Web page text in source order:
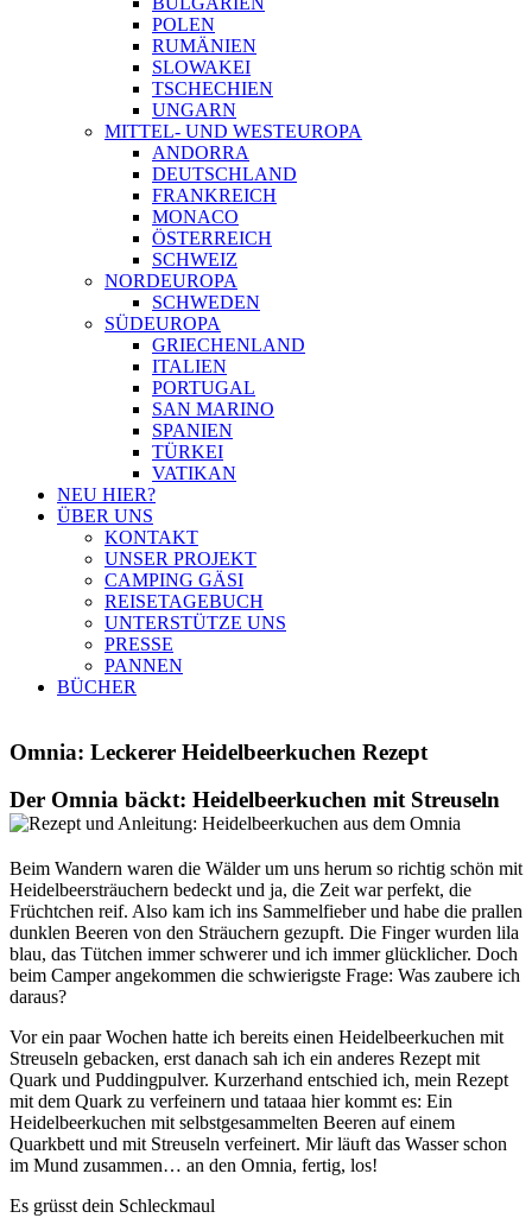
POLEN
RUMÄNIEN
SLOWAKEI
TSCHECHIEN
UNGARN
MITTEL- UND WESTEUROPA
ANDORRA
DEUTSCHLAND
FRANKREICH
MONACO
ÖSTERREICH
SCHWEIZ
NORDEUROPA
SCHWEDEN
SÜDEUROPA
GRIECHENLAND
ITALIEN
PORTUGAL
SAN MARINO
SPANIEN
TÜRKEI
VATIKAN
NEU HIER?
ÜBER UNS
KONTAKT
UNSER PROJEKT
CAMPING GÄSI
REISETAGEBUCH
UNTERSTÜTZE UNS
PRESSE
PANNEN
BÜCHER
Omnia: Leckerer Heidelbeerkuchen Rezept
Der Omnia bäckt: Heidelbeerkuchen mit Streuseln
Beim Wandern waren die Wälder um uns herum so richtig schön mit
Heidelbeersträuchern bedeckt und ja, die Zeit war perfekt, die
Früchtchen reif. Also kam ich ins Sammelfieber und habe die prallen
dunklen Beeren von den Sträuchern gezupft. Die Finger wurden lila
blau, das Tütchen immer schwerer und ich immer glücklicher. Doch
beim Camper angekommen die schwierigste Frage: Was zaubere ich
daraus?
Vor ein paar Wochen hatte ich bereits einen Heidelbeerkuchen mit
Streuseln gebacken, erst danach sah ich ein anderes Rezept mit
Quark und Puddingpulver. Kurzerhand entschied ich, mein Rezept
mit dem Quark zu verfeinern und tataaa hier kommt es: Ein
Heidelbeerkuchen mit selbstgesammelten Beeren auf einem
Quarkbett und mit Streuseln verfeinert. Mir läuft das Wasser schon
im Mund zusammen… an den Omnia, fertig, los!
Es grüsst dein Schleckmaul